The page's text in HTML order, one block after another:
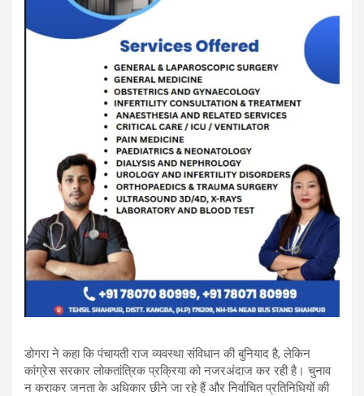
डोगरा ने कहा कि पंचायती राज व्यवस्था संविधान की बुनियाद है, लेकिन
कांग्रेस सरकार लोकतांत्रिक प्रक्रिया को नजरअंदाज कर रही है। चुनाव
न कराकर जनता के अधिकार छीने जा रहे हैं और निर्वाचित प्रतिनिधियों की